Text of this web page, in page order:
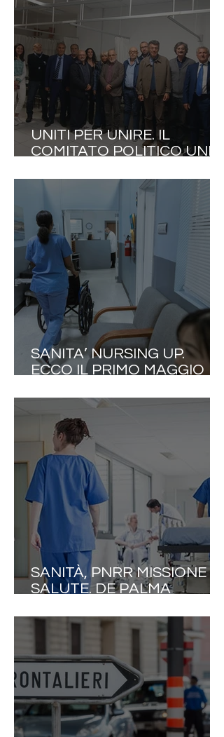
UNITI PER UNIRE. IL
COMITATO POLITICO UNITI
"MANIFESTO DELLA
BUONA POLITICA
INTERNAZIONALE"
SANITA’ NURSING UP.
ECCO IL PRIMO MAGGIO
7MILA PROFESSIONISTI IN
FUGA ALL’ESTERO OGNI
ANNO E STIPENDI DEL 20%
INFERIORI ALLA MEDIA UE!
SANITÀ, PNRR MISSIONE
SALUTE. DE PALMA
PASTICCIO CERTIFICATO
DAI NUMERI DELLA CORTE
DEI CONTI. SOLO IL 3,8%
DELLE STRUTTURE È
OPERATIVO»